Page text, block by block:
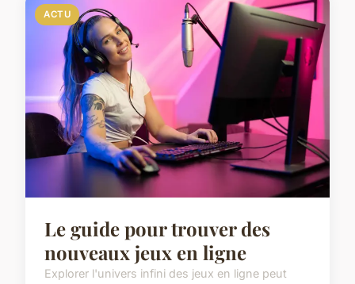
ACTU
Le guide pour trouver des
nouveaux jeux en ligne
Explorer l'univers infini des jeux en ligne peut